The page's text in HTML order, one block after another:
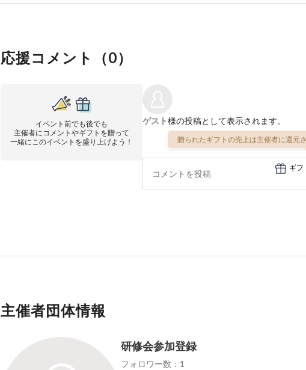
応援コメント（0）
イベント前でも後でも
主催者にコメントやギフトを贈って
一緒にこのイベントを盛り上げよう！
ゲスト様の投稿として表示されます。
贈られたギフトの売上は主催者に還元
ギフ
主催者団体情報
研修会参加登録
フォロワー数：1